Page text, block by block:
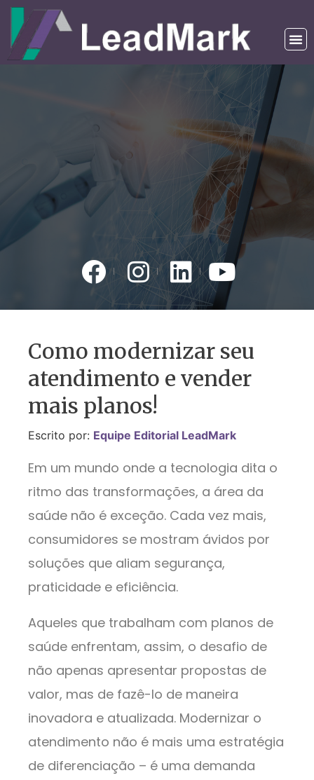
Como modernizar seu
atendimento e vender
mais planos!
Escrito por: Equipe Editorial LeadMark
Em um mundo onde a tecnologia dita o
ritmo das transformações, a área da
saúde não é exceção. Cada vez mais,
consumidores se mostram ávidos por
soluções que aliam segurança,
praticidade e eficiência.
Aqueles que trabalham com planos de
saúde enfrentam, assim, o desafio de
não apenas apresentar propostas de
valor, mas de fazê-lo de maneira
inovadora e atualizada. Modernizar o
atendimento não é mais uma estratégia
de diferenciação – é uma demanda